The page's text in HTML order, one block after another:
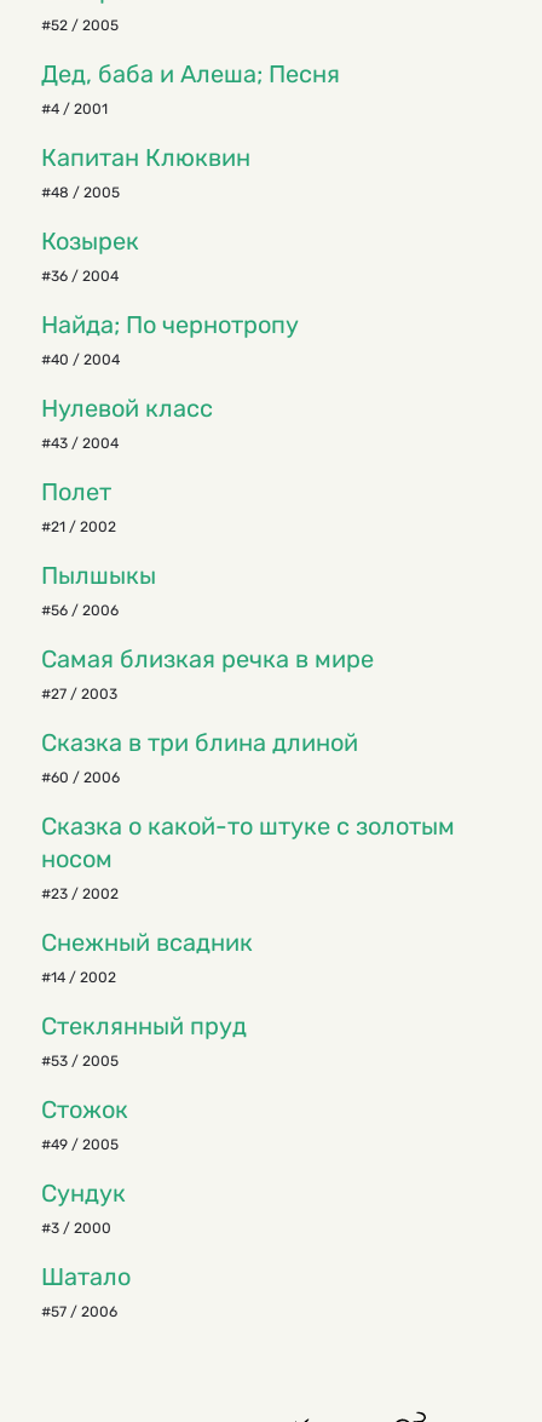
#52 / 2005
Дед, баба и Алеша; Песня
#4 / 2001
Капитан Клюквин
#48 / 2005
Козырек
#36 / 2004
Найда; По чернотропу
#40 / 2004
Нулевой класс
#43 / 2004
Полет
#21 / 2002
Пылшыкы
#56 / 2006
Самая близкая речка в мире
#27 / 2003
Сказка в три блина длиной
#60 / 2006
Сказка о какой-то штуке с золотым
носом
#23 / 2002
Снежный всадник
#14 / 2002
Стеклянный пруд
#53 / 2005
Стожок
#49 / 2005
Сундук
#3 / 2000
Шатало
#57 / 2006